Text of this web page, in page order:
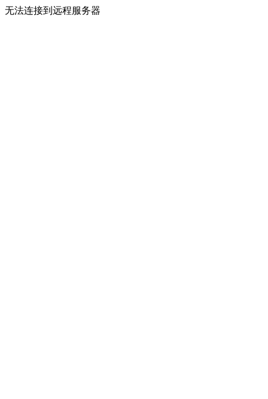
无法连接到远程服务器